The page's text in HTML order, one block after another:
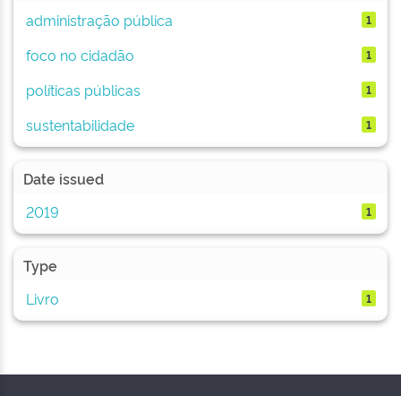
administração pública
1
foco no cidadão 1
políticas públicas 1
sustentabilidade 1
Date issued
2019
1
Type
Livro
1